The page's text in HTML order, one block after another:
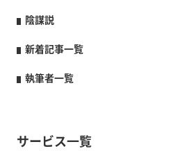
陰謀説
新着記事一覧
執筆者一覧
サービス一覧